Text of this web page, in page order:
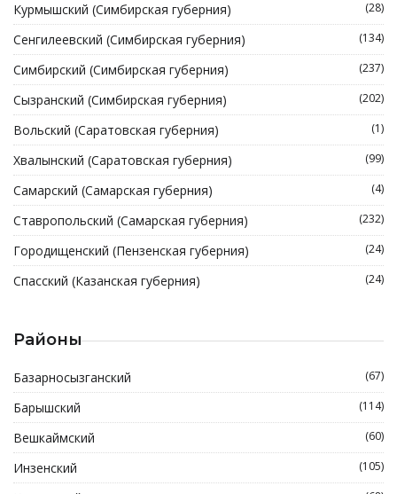
Курмышский (Симбирская губерния) (28)
Сенгилеевский (Симбирская губерния) (134)
Симбирский (Симбирская губерния) (237)
Сызранский (Симбирская губерния) (202)
Вольский (Саратовская губерния) (1)
Хвалынский (Саратовская губерния) (99)
Самарский (Самарская губерния) (4)
Ставропольский (Самарская губерния) (232)
Городищенский (Пензенская губерния) (24)
Спасский (Казанская губерния) (24)
Районы
Базарносызганский (67)
Барышский (114)
Вешкаймский (60)
Инзенский (105)